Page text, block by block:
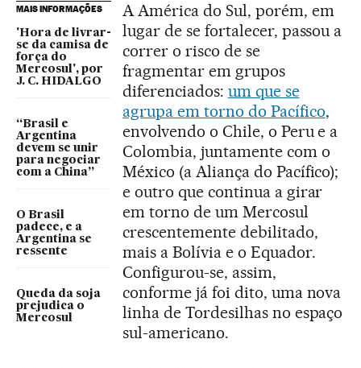
MAIS INFORMAÇÕES
'Hora de livrar-
se da camisa de
força do
Mercosul', por
J. C. HIDALGO
“Brasil e
Argentina
devem se unir
para negociar
com a China”
O Brasil
padece, e a
Argentina se
ressente
Queda da soja
prejudica o
Mercosul
A América do Sul, porém, em
lugar de se fortalecer, passou a
correr o risco de se
fragmentar em grupos
diferenciados: um que se
agrupa em torno do Pacífico,
envolvendo o Chile, o Peru e a
Colombia, juntamente com o
México (a Aliança do Pacífico);
e outro que continua a girar
em torno de um Mercosul
crescentemente debilitado,
mais a Bolívia e o Equador.
Configurou-se, assim,
conforme já foi dito, uma nova
linha de Tordesilhas no espaço
sul-americano.